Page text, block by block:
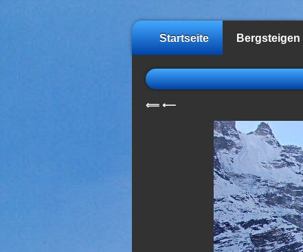
Startseite Bergsteigen
⟸ ⟵